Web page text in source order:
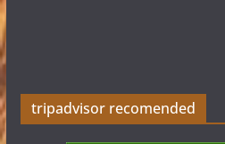
tripadvisor recomended